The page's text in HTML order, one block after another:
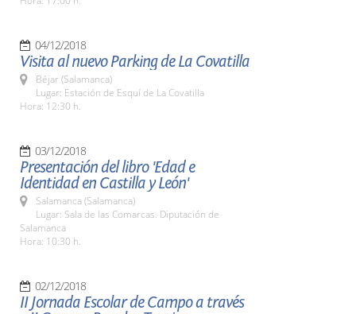
04/12/2018
Visita al nuevo Parking de La Covatilla
Béjar (Salamanca)
Lugar: Estación de Esquí de La Covatilla
Hora: 12:30 h.
03/12/2018
Presentación del libro 'Edad e
Identidad en Castilla y León'
Salamanca (Salamanca)
Lugar: Sala de las Comarcas. Diputación de
Salamanca
Hora: 10:30 h.
02/12/2018
II Jornada Escolar de Campo a través